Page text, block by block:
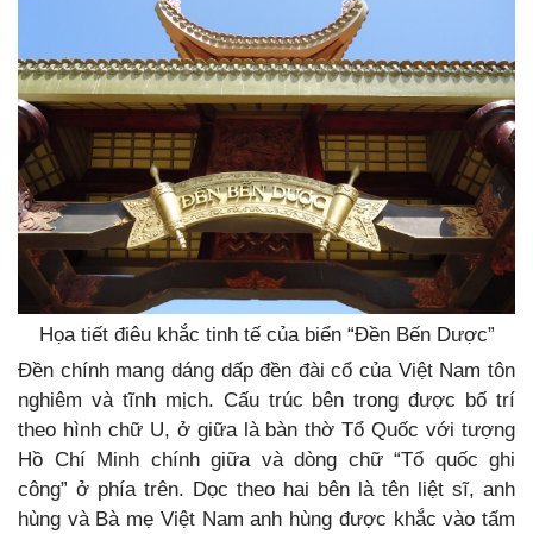
Họa tiết điêu khắc tinh tế của biển “Đền Bến Dược”
Đền chính mang dáng dấp đền đài cổ của Việt Nam tôn
nghiêm và tĩnh mịch. Cấu trúc bên trong được bố trí
theo hình chữ U, ở giữa là bàn thờ Tổ Quốc với tượng
Hồ Chí Minh chính giữa và dòng chữ “Tổ quốc ghi
công” ở phía trên. Dọc theo hai bên là tên liệt sĩ, anh
hùng và Bà mẹ Việt Nam anh hùng được khắc vào tấm